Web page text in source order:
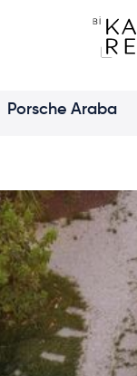
Porsche Araba